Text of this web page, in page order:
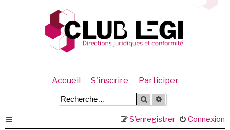
Accueil S'inscrire Participer
Rechercher
Connexion
S’enregistrer